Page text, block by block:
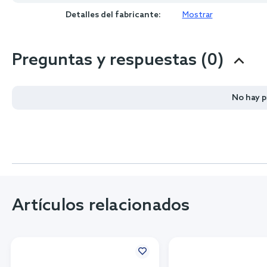
Detalles del fabricante: Mostrar
Preguntas y respuestas (0)
No hay
Artículos relacionados